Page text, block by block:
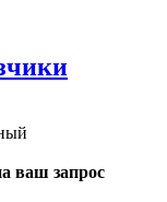
ваш запрос